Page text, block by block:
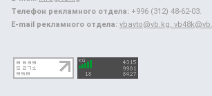
Телефон рекламного отдела: +996 (312) 48-62-03.
E-mail рекламного отдела: vbavto@vb.kg,